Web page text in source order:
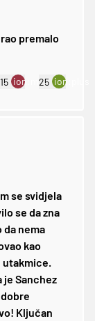
premalo
15 ion:minus
25 ion:plus
se svidjela
se da zna
da nema
kao
utakmice.
je Sanchez
Ključan